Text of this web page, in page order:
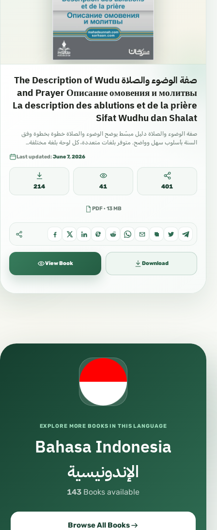
صفة الوضوء والصلاة The Description of Wudu
and Prayer Описание омовения и молитвы
La description des ablutions et de la prière
Sifat Wudhu dan Shalat
صفة الوضوء والصلاة دليل مبسّط يوضح الوضوء والصلاة خطوة بخطوة وفق
السنة بأسلوب سهل وواضح. متوفر بلغات متعددة، كل لوحة بلغة مختلفة…
Last updated:June 7, 2026
214 41 401
PDF · 13 MB
View Book Download
EXPLORE MORE BOOKS IN THIS LANGUAGE
Bahasa Indonesia
الإندونيسية
143 Books available
Browse All Books